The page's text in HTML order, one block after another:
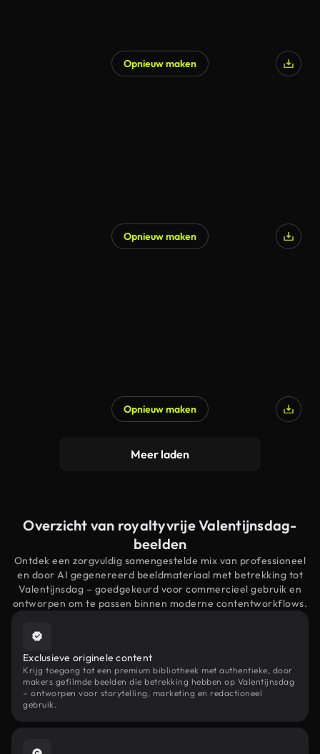
Opnieuw maken
Opnieuw maken
Opnieuw maken
Meer laden
Overzicht van royaltyvrije Valentijnsdag-
beelden
Ontdek een zorgvuldig samengestelde mix van professioneel
en door AI gegenereerd beeldmateriaal met betrekking tot
Valentijnsdag – goedgekeurd voor commercieel gebruik en
ontworpen om te passen binnen moderne contentworkflows.
Exclusieve originele content
Krijg toegang tot een premium bibliotheek met authentieke, door
makers gefilmde beelden die betrekking hebben op Valentijnsdag
– ontworpen voor storytelling, marketing en redactioneel
gebruik.